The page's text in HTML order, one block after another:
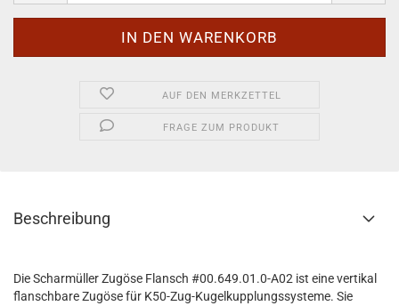
AUF DEN MERKZETTEL
FRAGE ZUM PRODUKT
Beschreibung
Die Scharmüller Zugöse Flansch #00.649.01.0-A02 ist eine vertikal
flanschbare Zugöse für K50-Zug-Kugelkupplungssysteme. Sie